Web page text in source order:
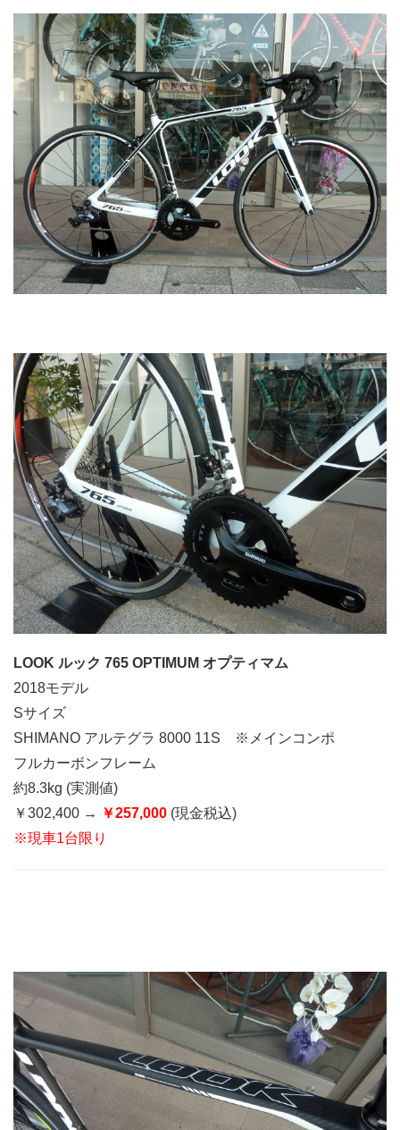
LOOK ルック 765 OPTIMUM オプティマム
2018モデル
Sサイズ
SHIMANO アルテグラ 8000 11S ※メインコンポ
フルカーボンフレーム
約8.3kg (実測値)
￥302,400 → ￥257,000 (現金税込)
※現車1台限り